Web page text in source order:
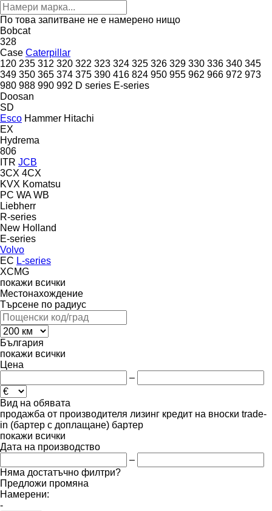
По това запитване не е намерено нищо
Bobcat
328
Case Caterpillar
120 235 312 320 322 323 324 325 326 329 330 336 340 345
349 350 365 374 375 390 416 824 950 955 962 966 972 973
980 988 990 992 D series E-series
Doosan
SD
Esco Hammer Hitachi
EX
Hydrema
806
ITR JCB
3CX 4CX
KVX Komatsu
PC WA WB
Liebherr
R-series
New Holland
E-series
Volvo
EC L-series
XCMG
покажи всички
Местонахождение
Търсене по радиус
България
покажи всички
Цена
–
Вид на обявата
продажба от производителя лизинг кредит на вноски trade-
in (бартер с доплащане) бартер
покажи всички
Дата на производство
–
Няма достатъчно филтри?
Предложи промяна
Намерени:
-